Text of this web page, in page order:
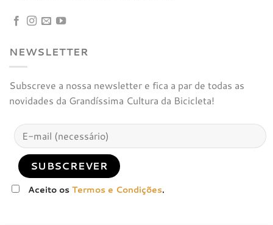
NEWSLETTER
Subscreve a nossa newsletter e fica a par de todas as
novidades da Grandíssima Cultura da Bicicleta!
Aceito osTermos e Condições.